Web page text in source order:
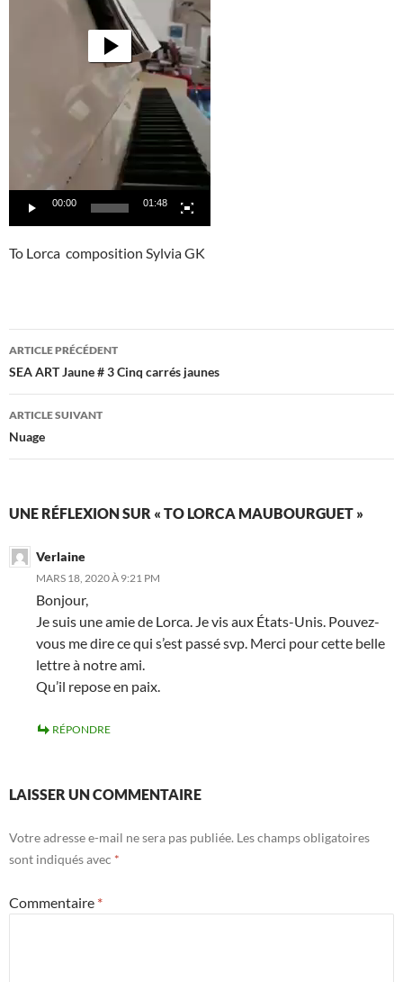
00:00 01:48
To Lorca composition Sylvia GK
Navigation
des
articles
ARTICLE PRÉCÉDENT
SEA ART Jaune # 3 Cinq carrés jaunes
ARTICLE SUIVANT
Nuage
UNE RÉFLEXION SUR « TO LORCA MAUBOURGUET »
Verlaine
MARS 18, 2020 À 9:21 PM
Bonjour,
Je suis une amie de Lorca. Je vis aux États-Unis. Pouvez-
vous me dire ce qui s’est passé svp. Merci pour cette belle
lettre à notre ami.
Qu’il repose en paix.
RÉPONDRE
LAISSER UN COMMENTAIRE
Votre adresse e-mail ne sera pas publiée. Les champs obligatoires
sont indiqués avec *
Commentaire *